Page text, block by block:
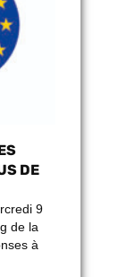
DE
9
de la
à